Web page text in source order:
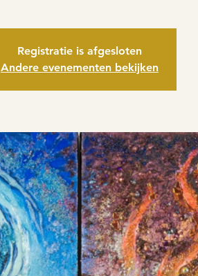
Registratie is afgesloten
Andere evenementen bekijken